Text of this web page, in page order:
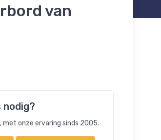
van
nodig?
met onze ervaring sinds 2005.